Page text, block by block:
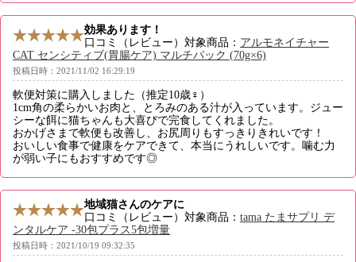
効果あります！
口コミ（レビュー）対象商品： アルモネイチャー
CAT センシティブ(胃腸ケア) マルチパック (70g×6)
投稿日時：2021/11/02 16:29:19
軟便対策に購入しました（推定10歳♀）
1cm角の柔らかいお肉と、とろみのある汁が入っています。ジュー
シーな餌に猫ちゃんも大喜びで完食してくれました。
おかげさまで軟便も改善し、お尻周りもすっきりきれいです！
おいしい食事で健康をケアできて、本当にうれしいです。噛む力
が弱い子にもおすすめです◎
地域猫さんのケアに
口コミ（レビュー）対象商品： tama たまサプリ デ
ンタルケア -30包プラス5包増量
投稿日時：2021/10/19 09:32:35